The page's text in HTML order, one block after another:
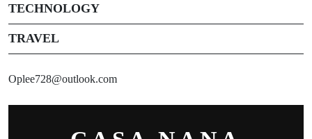
TECHNOLOGY
TRAVEL
Oplee728@outlook.com